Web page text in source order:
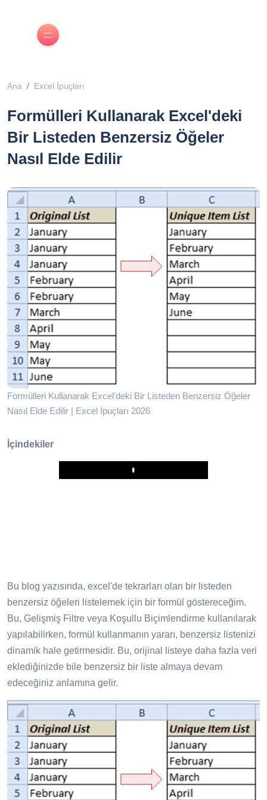
Ana Excel İpuçları
Formülleri Kullanarak Excel'deki
Bir Listeden Benzersiz Öğeler
Nasıl Elde Edilir
Formülleri Kullanarak Excel'deki Bir Listeden Benzersiz Öğeler
Nasıl Elde Edilir | Excel İpuçları 2026
İçindekiler
Play
Bu blog yazısında, excel'de tekrarları olan bir listeden
benzersiz öğeleri listelemek için bir formül göstereceğim.
Bu, Gelişmiş Filtre veya Koşullu Biçimlendirme kullanılarak
yapılabilirken, formül kullanmanın yararı, benzersiz listenizi
dinamik hale getirmesidir. Bu, orijinal listeye daha fazla veri
eklediğinizde bile benzersiz bir liste almaya devam
edeceğiniz anlamına gelir.